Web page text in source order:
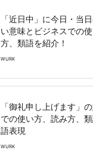
「近日中」に今日・当
い意味とビジネスでの
方、類語を紹介！
WURK
「御礼申し上げます」
での使い方、読み方、
語表現
WURK